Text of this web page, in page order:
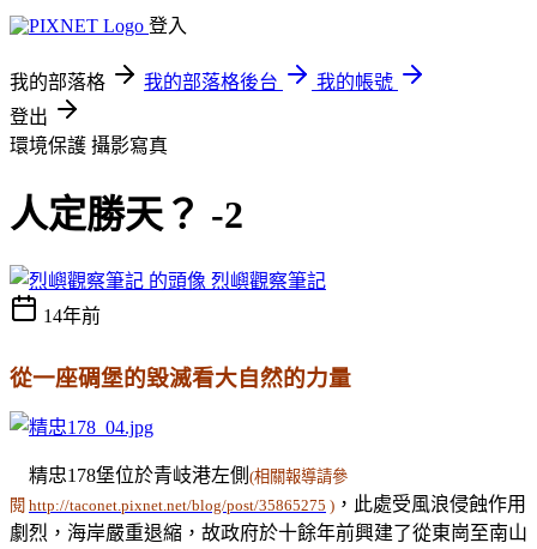
登入
我的部落格 我的部落格後台
我的帳號
登出
環境保護 攝影寫真
人定勝天？ -2
烈嶼觀察筆記
14年前
從一座碉堡的毀滅看大自然的力量
精忠178堡位於青岐港左側 (相關報導請參
閱 http://taconet.pixnet.net/blog/post/35865275 ) ，此處受風浪侵蝕作用
劇烈，海岸嚴重退縮，故政府於十餘年前興建了從東崗至南山